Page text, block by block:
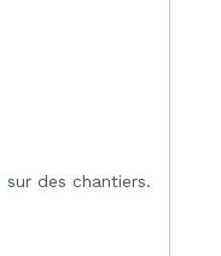
sur des chantiers.